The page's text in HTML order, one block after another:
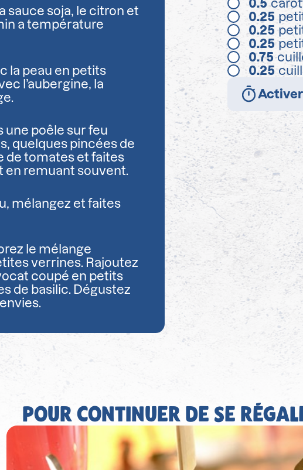
sauce soja, le citron et
a température
la peau en petits
l’aubergine, la
une poêle sur feu
quelques pincées de
de tomates et faites
en remuant souvent.
mélangez et faites
le mélange
verrines. Rajoutez
coupé en petits
de basilic. Dégustez
0.5
0.25
0.25
0.25
0.75
0.25
POUR CONTINUER DE SE